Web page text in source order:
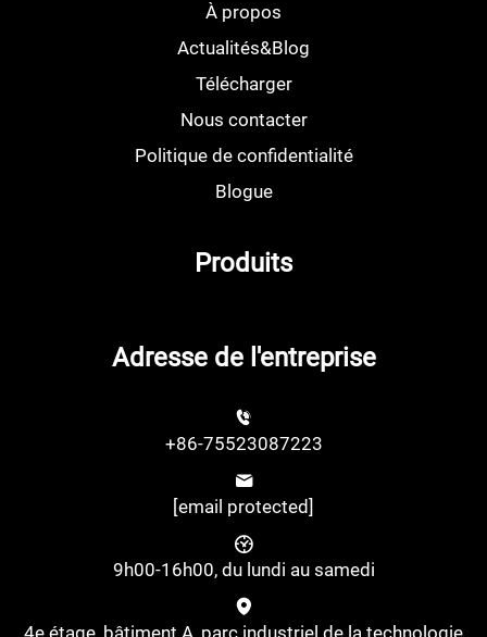
À propos
Actualités&Blog
Télécharger
Nous contacter
Politique de confidentialité
Blogue
Produits
Adresse de l'entreprise
+86-75523087223
[email protected]
9h00-16h00, du lundi au samedi
4e étage, bâtiment A, parc industriel de la technologie